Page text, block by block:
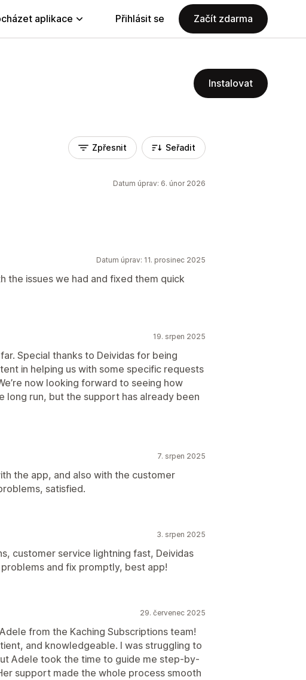
aplikace Přihlásit se Začít zdarma
Instalovat
Zpřesnit Seřadit
Datum úprav: 6. únor 2026
Datum úprav: 11. prosinec 2025
the issues we had and fixed them quick
19. srpen 2025
Special thanks to Deividas for being
in helping us with some specific requests
now looking forward to seeing how
long run, but the support has already been
7. srpen 2025
the app, and also with the customer
satisfied.
3. srpen 2025
customer service lightning fast, Deividas
and fix promptly, best app!
29. červenec 2025
from the Kaching Subscriptions team!
and knowledgeable. I was struggling to
Adele took the time to guide me step-by-
support made the whole process smooth